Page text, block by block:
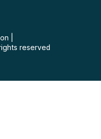
reserved